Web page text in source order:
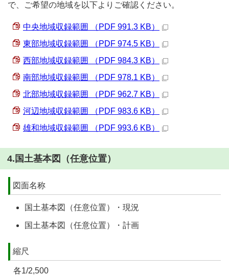
で、ご希望の地域を以下よりご確認ください。
中央地域収録範囲 （PDF 991.3 KB）
東部地域収録範囲 （PDF 974.5 KB）
西部地域収録範囲 （PDF 984.3 KB）
南部地域収録範囲 （PDF 978.1 KB）
北部地域収録範囲 （PDF 962.7 KB）
河辺地域収録範囲 （PDF 983.6 KB）
雄和地域収録範囲 （PDF 993.6 KB）
4.国土基本図（任意位置）
図面名称
国土基本図（任意位置）・現況
国土基本図（任意位置）・計画
縮尺
各1/2,500